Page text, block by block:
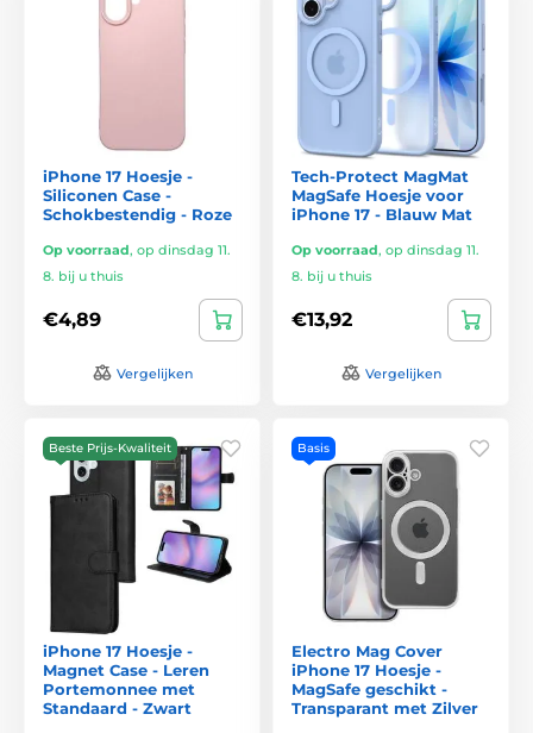
iPhone 17 Hoesje -
Siliconen Case -
Schokbestendig - Roze
Op voorraad, op dinsdag 11.
8. bij u thuis
€4,89
Vergelijken
Tech-Protect MagMat
MagSafe Hoesje voor
iPhone 17 - Blauw Mat
Op voorraad, op dinsdag 11.
8. bij u thuis
€13,92
Vergelijken
Beste Prijs-Kwaliteit
iPhone 17 Hoesje -
Magnet Case - Leren
Portemonnee met
Standaard - Zwart
Basis
Electro Mag Cover
iPhone 17 Hoesje -
MagSafe geschikt -
Transparant met Zilver